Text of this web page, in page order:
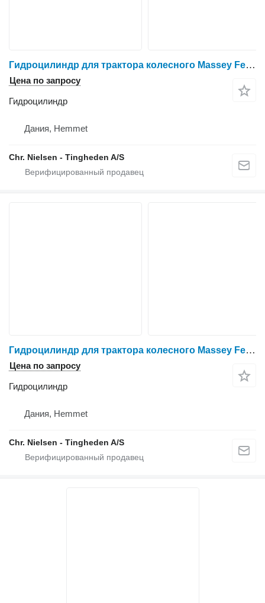
Гидроцилиндр для трактора колесного Massey Ferguson 3060
Цена по запросу
Гидроцилиндр
Дания, Hemmet
Chr. Nielsen - Tingheden A/S
Гидроцилиндр для трактора колесного Massey Ferguson 6465
Цена по запросу
Гидроцилиндр
Дания, Hemmet
Chr. Nielsen - Tingheden A/S